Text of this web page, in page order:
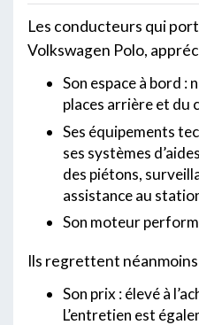
Les conducteurs qui
Volkswagen Polo,
Son espace à bord :
places arrière et du
Ses équipements
ses systèmes
des piétons,
assistance au
Son moteur
Ils regrettent néanmoins
Son prix : élevé à
L’entretien est